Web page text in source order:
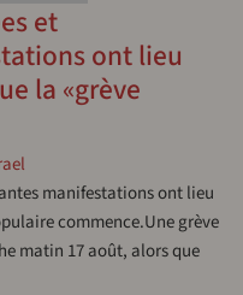
et
ont lieu
la «grève
manifestations ont lieu
commence.Une grève
matin 17 août, alors que